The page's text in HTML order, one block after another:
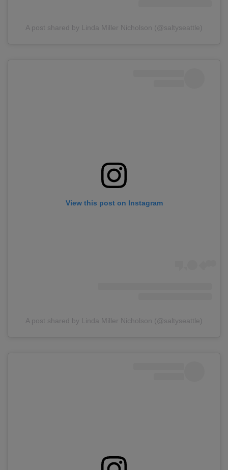
A post shared by Linda Miller Nicholson (@saltyseattle)
View this post on Instagram
A post shared by Linda Miller Nicholson (@saltyseattle)